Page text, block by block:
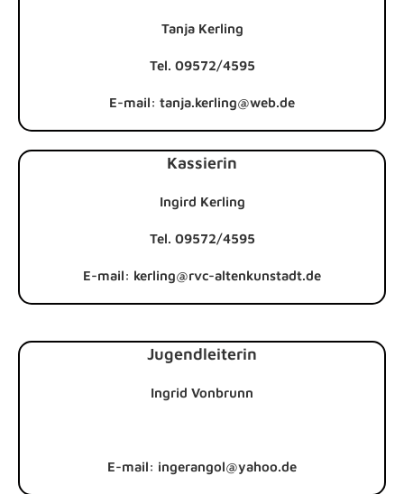
Tanja Kerling
Tel. 09572/4595
E-mail: tanja.kerling@web.de
Kassierin
Ingird Kerling
Tel. 09572/4595
E-mail: kerling@rvc-altenkunstadt.de
Jugendleiterin
Ingrid Vonbrunn
E-mail: ingerangol@yahoo.de